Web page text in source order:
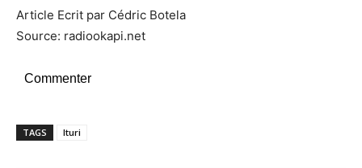
Article Ecrit par Cédric Botela
Source: radiookapi.net
Commenter
TAGS Ituri